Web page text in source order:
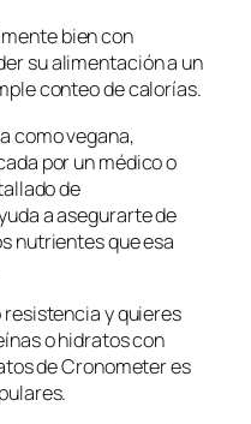
bien con
su alimentación a un
conteo de calorías.
como vegana,
por un médico o
de
a asegurarte de
nutrientes que esa
y quieres
o hidratos con
de Cronometer es